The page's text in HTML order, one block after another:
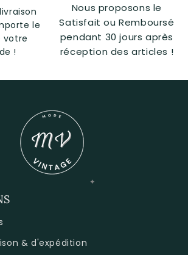
le
votre
!
Nous proposons le
Satisfait ou Remboursé
pendant 30 jours après
réception des articles !
& d'expédition